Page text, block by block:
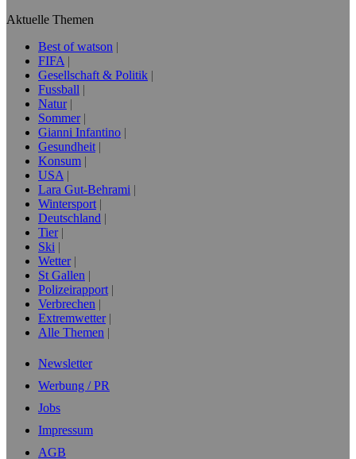
Aktuelle Themen
Best of watson
FIFA
Gesellschaft & Politik
Fussball
Natur
Sommer
Gianni Infantino
Gesundheit
Konsum
USA
Lara Gut-Behrami
Wintersport
Deutschland
Tier
Ski
Wetter
St Gallen
Polizeirapport
Verbrechen
Extremwetter
Alle Themen
Newsletter
Werbung / PR
Jobs
Impressum
AGB